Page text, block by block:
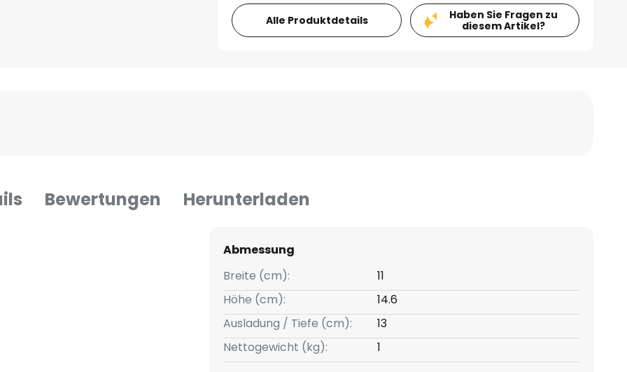
Alle Produktdetails
Haben Sie Fragen zu
diesem Artikel?
Bewertungen Herunterladen
Abmessung
Breite (cm):
11
Höhe (cm):
14.6
Ausladung / Tiefe (cm):
13
Nettogewicht (kg):
1